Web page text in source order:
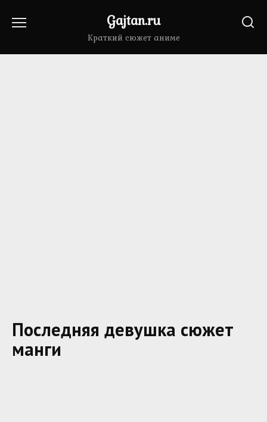
Gajtan.ru
Краткий сюжет аниме
Последняя девушка сюжет
манги